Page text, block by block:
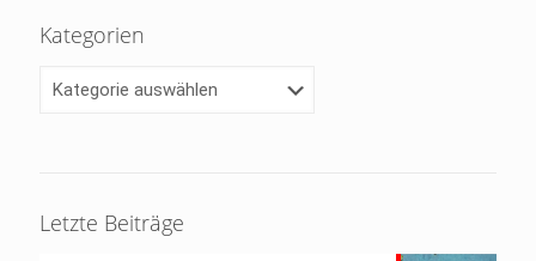
Kategorien
Letzte Beiträge